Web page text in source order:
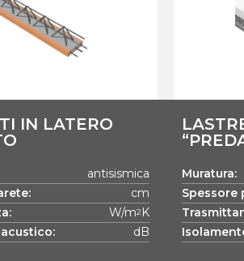
IN LATERO
antisismica
cm
W/m2 K
dB
Muratura:
Spessore